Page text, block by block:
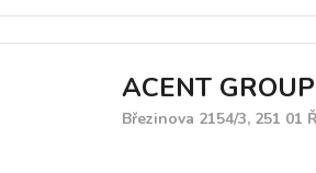
ACENT
Březinova 2154/3, 251 01